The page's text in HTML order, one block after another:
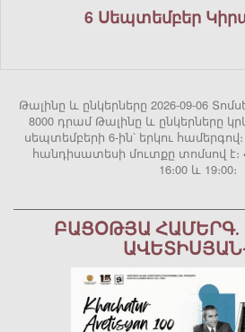
6 Սեպտեմբեր
Թալինը և ընկերները 2026-09-06
8000 դրամ Թալինը և ընկերները
սեպտեմբերի 6-ին՝ երկու
հանդիսատեսի մուտքը տոմսով է։
16։00 և 19։00։
ԲԱՑՕԹՅԱ ՀԱՄԵՐԳ.